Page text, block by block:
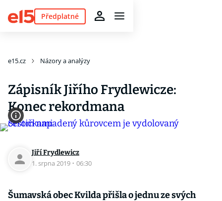
Předplatné
e15.cz Názory a analýzy
Zápisník Jiřího Frydlewicze:
Konec rekordmana
Jiří Frydlewicz
1. srpna 2019 · 06:30
Šumavská obec Kvilda přišla o jednu ze svých